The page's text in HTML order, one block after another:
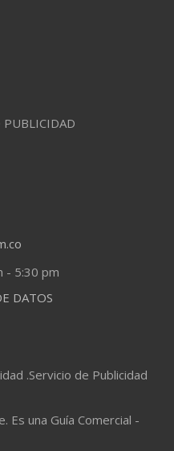
- 5:30 pm
DATOS
.Servicio de Publicidad
una Guía Comercial -